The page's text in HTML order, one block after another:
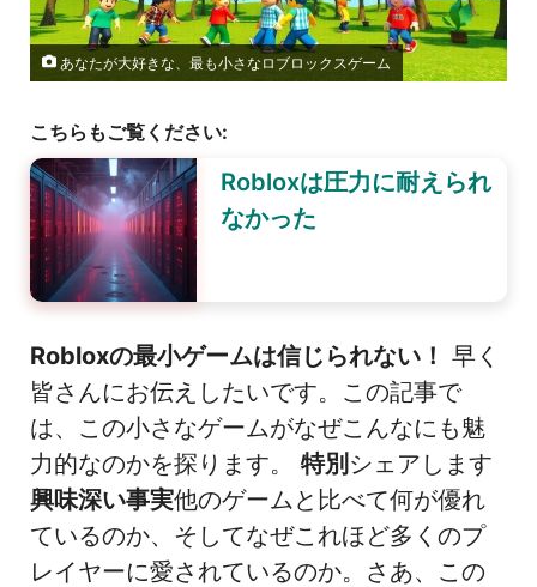
あなたが大好きな、最も小さなロブロックスゲーム
こちらもご覧ください:
Robloxは圧力に耐えられ
なかった
Robloxの最小ゲームは信じられない！ 早く
皆さんにお伝えしたいです。この記事で
は、この小さなゲームがなぜこんなにも魅
力的なのかを探ります。 特別 シェアします
興味深い事実他のゲームと比べて何が優れ
ているのか、そしてなぜこれほど多くのプ
レイヤーに愛されているのか。さあ、この